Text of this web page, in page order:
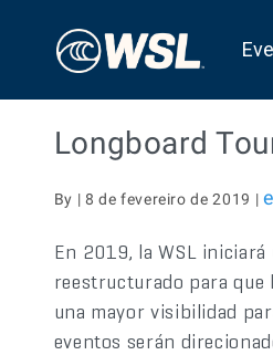
Longboard
By | 8 de fevereiro de 2019 |
En 2019, la WSL
reestructurado para
una mayor visibilidad
eventos serán